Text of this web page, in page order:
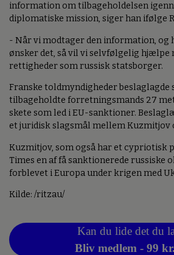
information om tilbageholdelsen
diplomatiske mission, siger han ifølge
- Når vi modtager den information, og
ønsker det, så vil vi selvfølgelig hjælpe
rettigheder som russisk statsborger.
Franske toldmyndigheder beslaglagde
tilbageholdte forretningsmands 27
skete som led i EU-sanktioner.
et juridisk slagsmål mellem Kuzmitjov
Kuzmitjov, som også har et cypriotisk
Times en af få sanktionerede russiske
forblevet i Europa under krigen med
Kilde: /ritzau/
Kan du lide det du
Bliv medlem - 99